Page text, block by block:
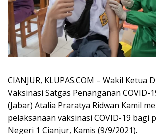
CIANJUR, KLUPAS.COM – Wakil Ketua
Vaksinasi Satgas Penanganan COVID-
(Jabar) Atalia Praratya Ridwan Kamil
pelaksanaan vaksinasi COVID-19 bagi
Negeri 1 Cianjur, Kamis (9/9/2021).